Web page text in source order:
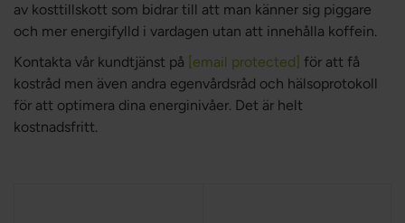
av kosttillskott som bidrar till att man känner sig piggare
och mer energifylld i vardagen utan att innehålla koffein.
Kontakta vår kundtjänst på [email protected] för att få
kostråd men även andra egenvårdsråd och hälsoprotokoll
för att optimera dina energinivåer. Det är helt
kostnadsfritt.